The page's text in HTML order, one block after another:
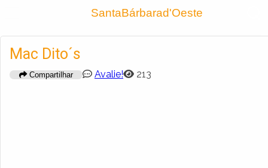
SantaBárbarad'Oeste
Mac Dito´s
Compartilhar Avalie! 213